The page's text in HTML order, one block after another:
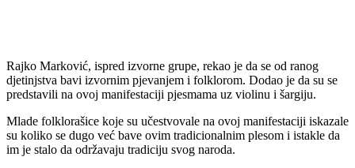
Rajko Marković, ispred izvorne grupe, rekao je da se od ranog
djetinjstva bavi izvornim pjevanjem i folklorom. Dodao je da su se
predstavili na ovoj manifestaciji pjesmama uz violinu i šargiju.
Mlade folklorašice koje su učestvovale na ovoj manifestaciji iskazale
su koliko se dugo već bave ovim tradicionalnim plesom i istakle da
im je stalo da održavaju tradiciju svog naroda.